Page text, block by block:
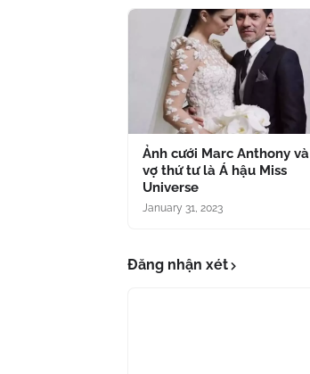
Ảnh cưới Marc Anthony và
vợ thứ tư là Á hậu Miss
Universe
January 31, 2023
Đăng nhận xét